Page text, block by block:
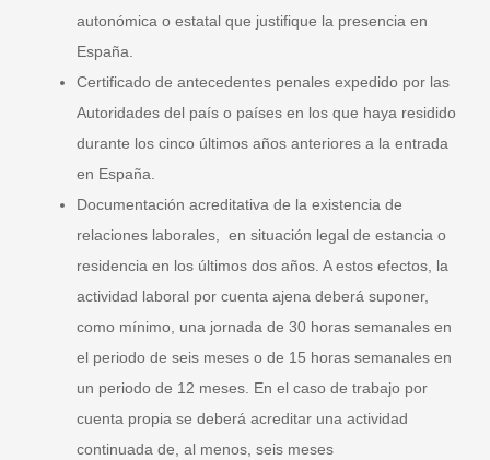
autonómica o estatal que justifique la presencia en
España.
Certificado de antecedentes penales expedido por las
Autoridades del país o países en los que haya residido
durante los cinco últimos años anteriores a la entrada
en España.
Documentación acreditativa de la existencia de
relaciones laborales , en situación legal de estancia o
residencia en los últimos dos años. A estos efectos, la
actividad laboral por cuenta ajena deberá suponer,
como mínimo, una jornada de 30 horas semanales en
el periodo de seis meses o de 15 horas semanales en
un periodo de 12 meses. En el caso de trabajo por
cuenta propia se deberá acreditar una actividad
continuada de, al menos, seis meses